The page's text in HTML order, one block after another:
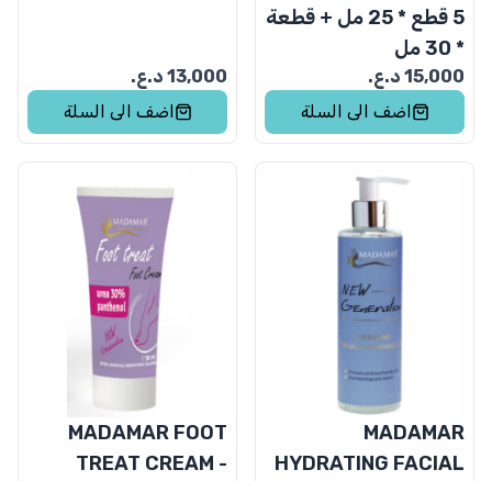
5 قطع * 25 مل + قطعة
* 30 مل
15,000 د.ع.
اضف الى السلة
13,000 د.ع.
اضف الى السلة
MADAMAR
HYDRATING FACIAL
MADAMAR FOOT
TREAT CREAM -